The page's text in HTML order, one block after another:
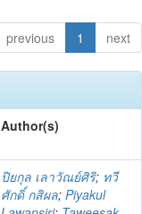
previous 1 next
Author(s)
ปิยกุล เลาวัณย์ศิริ; ทวี
ศักดิ์ กสิผล; Piyakul